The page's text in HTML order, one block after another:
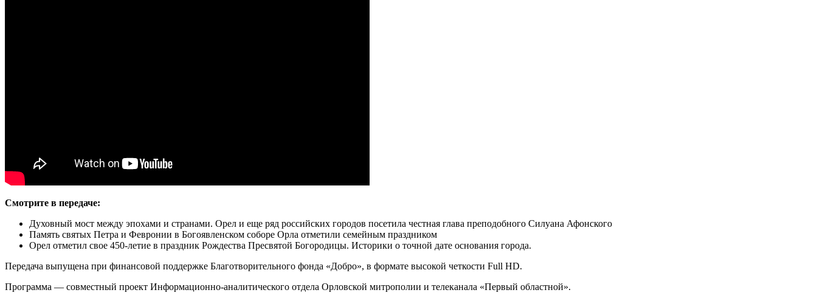
Смотрите в передаче:
Духовный мост между эпохами и странами. Орел и еще ряд российских городов посетила честная глава преподобного Силуана Афонского
Память святых Петра и Февронии в Богоявленском соборе Орла отметили семейным праздником
Орел отметил свое 450-летие в праздник Рождества Пресвятой Богородицы. Историки о точной дате основания города.
Передача выпущена при финансовой поддержке Благотворительного фонда «Добро», в формате высокой четкости Full HD.
Программа — совместный проект Информационно-аналитического отдела Орловской митрополии и телеканала «Первый областной».